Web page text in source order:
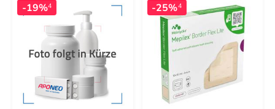
-19%4 -25%4